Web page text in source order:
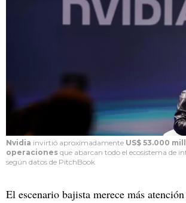
Nvidia invirtió aproximadamente US$ 53.000
operaciones que abarcan todo el ecosistema de
según datos de PitchBook
El escenario bajista merece más